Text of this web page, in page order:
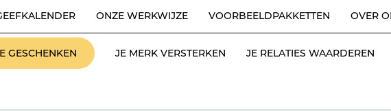
ONZE WERKWIJZE VOORBEELDPAKKETTEN OVER
GESCHENKEN JE MERK VERSTERKEN JE RELATIES WAARDEREN